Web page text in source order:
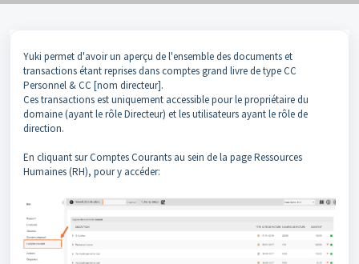
Yuki permet d'avoir un aperçu de l'ensemble des documents et
transactions étant reprises dans comptes grand livre de type CC
Personnel & CC [nom directeur].
Ces transactions est uniquement accessible pour le propriétaire du
domaine (ayant le rôle Directeur) et les utilisateurs ayant le rôle de
direction.
En cliquant sur Comptes Courants au sein de la page Ressources
Humaines (RH), pour y accéder: